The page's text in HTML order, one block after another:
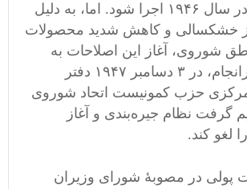
اصلاحات پولی در سال ۱۹۴۶ اجرا شود. اما، به دلیل
خشکسالی و کاهش شدید محصولات
شوروی، آغاز این اصلاحات به
تعویق افتاد. سرانجام، در ۳ دسامبر ۱۹۴۷ دفتر
حزب کمونیست اتحاد شوروی
گرفت نظام جیره‌بندی و آغاز
لغو کند.
پولی در مصوبۀ شورای وزیران